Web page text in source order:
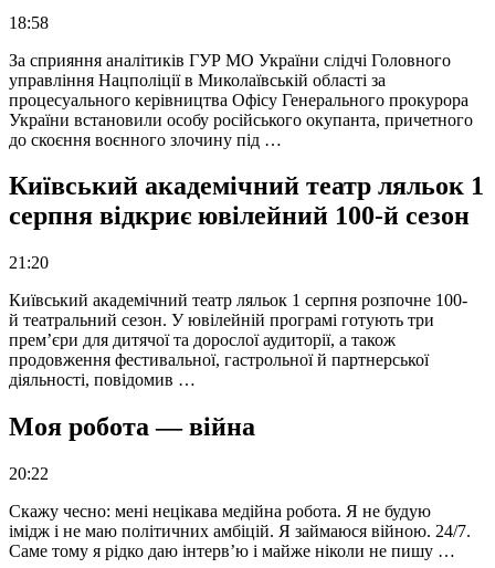
18:58
За сприяння аналітиків ГУР МО України слідчі Головного
управління Нацполіції в Миколаївській області за
процесуального керівництва Офісу Генерального прокурора
України встановили особу російського окупанта, причетного
до скоєння воєнного злочину під …
Київський академічний театр ляльок 1
серпня відкриє ювілейний 100-й сезон
21:20
Київський академічний театр ляльок 1 серпня розпочне 100-
й театральний сезон. У ювілейній програмі готують три
прем’єри для дитячої та дорослої аудиторії, а також
продовження фестивальної, гастрольної й партнерської
діяльності, повідомив …
Моя робота — війна
20:22
Скажу чесно: мені нецікава медійна робота. Я не будую
імідж і не маю політичних амбіцій. Я займаюся війною. 24/7.
Саме тому я рідко даю інтерв’ю і майже ніколи не пишу …